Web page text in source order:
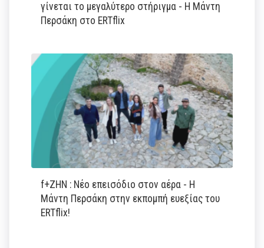
γίνεται το μεγαλύτερο στήριγμα - Η Μάντη
Περσάκη στο ERTflix
f+ΖΗΝ : Νέο επεισόδιο στον αέρα - Η
Μάντη Περσάκη στην εκπομπή ευεξίας του
ERTflix!